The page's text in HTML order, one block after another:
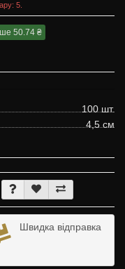
5.
50.74 ₴
100 шт.
4,5 см
Швидка відправка